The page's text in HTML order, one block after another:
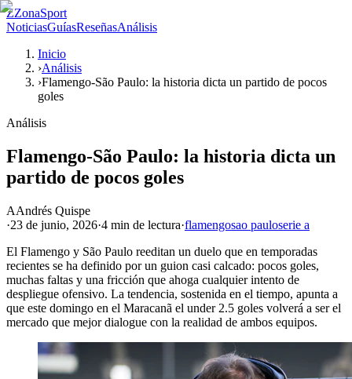
ZZonaSport
NoticiasGuíasReseñasAnálisis
Inicio
›Análisis
›Flamengo-São Paulo: la historia dicta un partido de pocos
goles
Análisis
Flamengo-São Paulo: la historia dicta un
partido de pocos goles
AAndrés Quispe
·23 de junio, 2026·4 min de lectura·flamengosao pauloserie a
El Flamengo y São Paulo reeditan un duelo que en temporadas
recientes se ha definido por un guion casi calcado: pocos goles,
muchas faltas y una fricción que ahoga cualquier intento de
despliegue ofensivo. La tendencia, sostenida en el tiempo, apunta a
que este domingo en el Maracanã el under 2.5 goles volverá a ser el
mercado que mejor dialogue con la realidad de ambos equipos.